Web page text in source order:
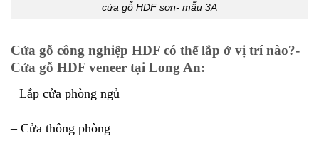
cửa gỗ HDF sơn- mẫu 3A
Cửa gỗ công nghiệp HDF có thể lắp ở vị trí nào?-
Cửa gỗ HDF veneer tại Long An:
– Lắp cửa phòng ngủ
– Cửa thông phòng